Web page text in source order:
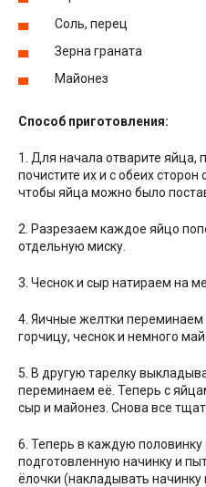
Соль, перец
Зерна граната
Майонез
Способ приготовления:
1. Для начала отварите яйца,
почистите их и с обеих
чтобы яйца можно было
2. Разрезаем каждое яйцо
отдельную миску.
3. Чеснок и сыр натираем на
4. Яичные желтки переминаем
горчицу, чеснок и немного
5. В другую тарелку
переминаем её. Теперь с
сыр и майонез. Снова все
6. Теперь в каждую
подготовленную начинку и
ёлочки (накладывать начинку